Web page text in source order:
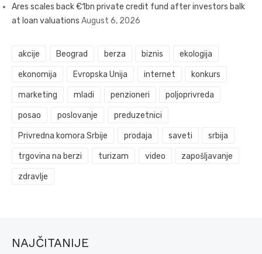
Ares scales back €1bn private credit fund after investors balk
at loan valuations August 6, 2026
akcije Beograd berza biznis ekologija
ekonomija Evropska Unija internet konkurs
marketing mladi penzioneri poljoprivreda
posao poslovanje preduzetnici
Privredna komora Srbije prodaja saveti srbija
trgovina na berzi turizam video zapošljavanje
zdravlje
NAJČITANIJE